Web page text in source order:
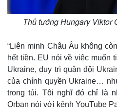
Thủ tướng Hungary Viktor
“Liên minh Châu Âu không
hết tiền. EU nói về việc muốn
Ukraine, duy trì quân đội
của chính quyền Ukraine…
trong túi. Tôi nghĩ đó chỉ là
Orban nói với kênh YouTube